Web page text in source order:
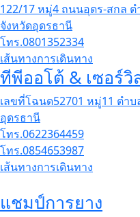
122/17 หมู่4 ถนนอุดร-สกล
จังหวัดอุดรธานี
โทร.0801352334
เส้นทางการเดินทาง
ทีพีออโต้ & เซอร์วิ
เลขที่โฉนด52701 หมู่11 ตำ
อุดรธานี
โทร.0622364459
โทร.0854653987
เส้นทางการเดินทาง
แชมป์การยาง